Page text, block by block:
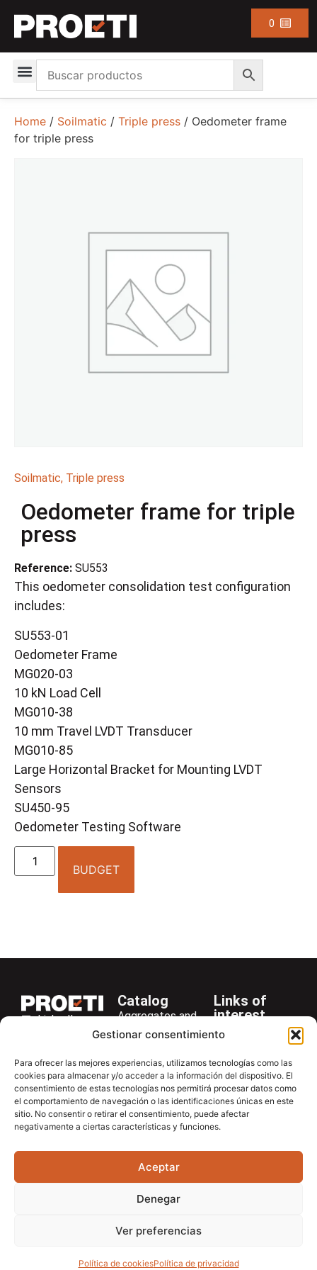
Gestionar consentimiento
Para ofrecer las mejores experiencias, utilizamos tecnologías como las
cookies para almacenar y/o acceder a la información del dispositivo. El
consentimiento de estas tecnologías nos permitirá procesar datos como
el comportamiento de navegación o las identificaciones únicas en este
sitio. No consentir o retirar el consentimiento, puede afectar
negativamente a ciertas características y funciones.
Aceptar
Denegar
Ver preferencias
Política de cookiesPolítica de privacidad
0
Home / Soilmatic / Triple press / Oedometer frame
for triple press
Soilmatic, Triple press
Oedometer frame for triple
press
Reference: SU553
This oedometer consolidation test configuration
includes:
SU553-01
Oedometer Frame
MG020-03
10 kN Load Cell
MG010-38
10 mm Travel LVDT Transducer
MG010-85
Large Horizontal Bracket for Mounting LVDT
Sensors
SU450-95
Oedometer Testing Software
BUDGET
LinkedIn
+34 916 28
29 40
proetisa@proetisa.com
Ctra de
Algete, Av
M-106, Km
Algete,
Catalog
Aggregates and
Rocks
Asphalt
Cements
Concrete
Soils
Soilmatic
Steels
Equipment
Links of
interest
Company
News
Newsletter
Download
Contac
Política de privacidadPolítica de cookies